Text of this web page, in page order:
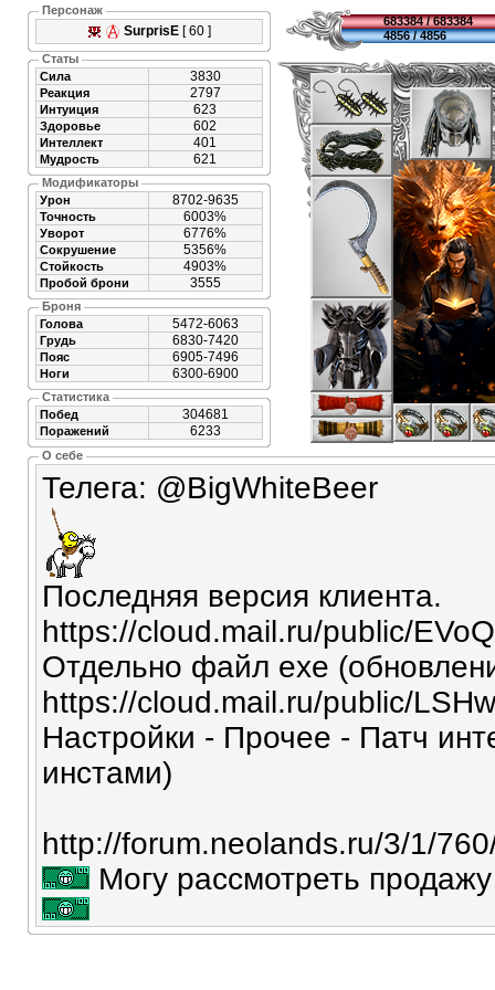
SurprisE [ 60 ]
Персонаж
683384 / 683384
4856 / 4856
Сила 3830
Реакция 2797
Интуиция 623
Здоровье 602
Интеллект 401
Мудрость 621
Статы
Урон 8702-9635
Точность 6003%
Уворот 6776%
Сокрушение 5356%
Стойкость 4903%
Пробой брони 3555
Модификаторы
Голова 5472-6063
Грудь 6830-7420
Пояс 6905-7496
Ноги 6300-6900
Броня
Побед 304681
Поражений 6233
Статистика
Телега: @BigWhiteBeer
Последняя версия клиента.
https://cloud.mail.ru/public/
Отдельно файл exe
https://cloud.mail.ru/public/
Настройки - Прочее - Патч
инстами)
http://forum.neolands.ru/3/1/
Могу рассмотреть
О себе